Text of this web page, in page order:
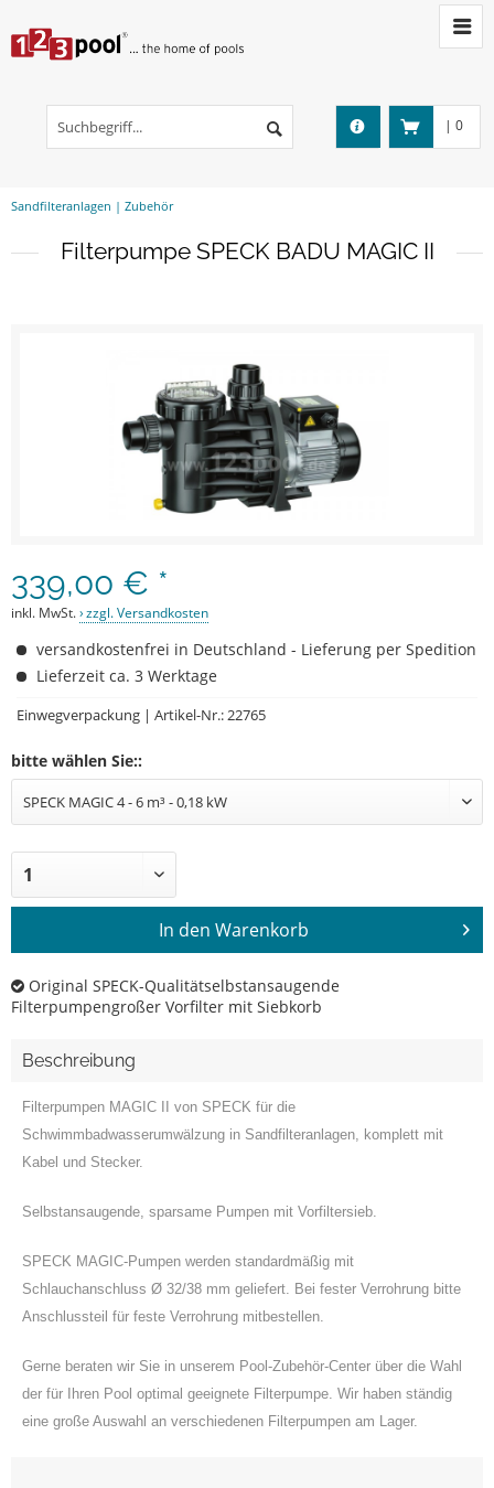
| 0
Sandfilteranlagen | Zubehör
Filterpumpe SPECK BADU MAGIC II
339,00 € *
inkl. MwSt. zzgl. Versandkosten
versandkostenfrei in Deutschland - Lieferung per Spedition
Lieferzeit ca. 3 Werktage
Einwegverpackung | Artikel-Nr.: 22765
bitte wählen Sie::
In den Warenkorb
Original SPECK-Qualitätselbstansaugende
Filterpumpengroßer Vorfilter mit Siebkorb
Beschreibung
Filterpumpen MAGIC II von SPECK für die
Schwimmbadwasserumwälzung in Sandfilteranlagen, komplett mit
Kabel und Stecker.
Selbstansaugende, sparsame Pumpen mit Vorfiltersieb.
SPECK MAGIC-Pumpen werden standardmäßig mit
Schlauchanschluss Ø 32/38 mm geliefert. Bei fester Verrohrung bitte
Anschlussteil für feste Verrohrung mitbestellen.
Gerne beraten wir Sie in unserem Pool-Zubehör-Center über die Wahl
der für Ihren Pool optimal geeignete Filterpumpe. Wir haben ständig
eine große Auswahl an verschiedenen Filterpumpen am Lager.